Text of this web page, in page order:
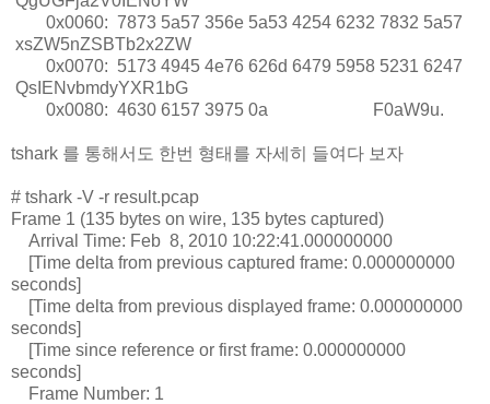
0x0060: 7873 5a57 356e 5a53 4254 6232 7832 5a57
xsZW5nZSBTb2x2ZW
0x0070: 5173 4945 4e76 626d 6479 5958 5231 6247
QsIENvbmdyYXR1bG
0x0080: 4630 6157 3975 0a F0aW9u.
tshark 를 통해서도 한번 형태를 자세히 들여다 보자
# tshark -V -r result.pcap
Frame 1 (135 bytes on wire, 135 bytes captured)
Arrival Time: Feb 8, 2010 10:22:41.000000000
[Time delta from previous captured frame: 0.000000000
seconds]
[Time delta from previous displayed frame: 0.000000000
seconds]
[Time since reference or first frame: 0.000000000
seconds]
Frame Number: 1